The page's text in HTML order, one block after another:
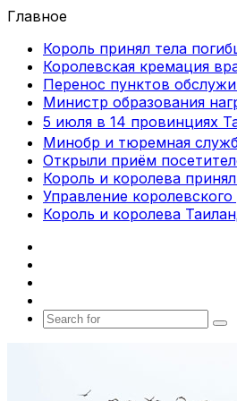
Главное
Король принял тела
Королевская кремация
Перенос пунктов
Министр образования
5 июля в 14 провинциях
Минобр и тюремная
Открыли приём
Король и королева
Управление
Король и королева